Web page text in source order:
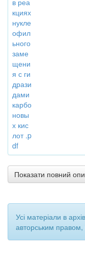
в реа
кциях
нукле
офил
ьного
заме
щени
я с ги
дрази
дами
карбо
новы
х кис
лот .p
df
Показати повний
Усі матеріали в
авторським правом,